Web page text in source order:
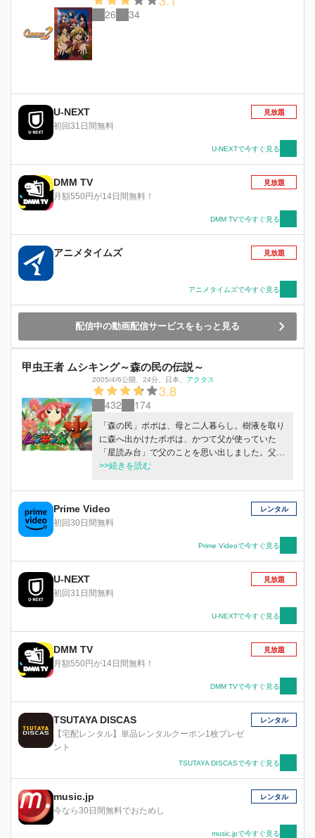
26 34
U-NEXT
初回31日間無料
見放題
U-NEXTで今すぐ見る
DMM TV
月額550円が14日間無料！
見放題
DMM TVで今すぐ見る
アニメタイムズ 見放題
アニメタイムズで今すぐ見る
配信中の動画配信サービスをもっと見る
甲虫王者 ムシキング～森の民の伝説～
2005/4/6公開 24分 日本 アクタス
3.8
432 174
「森の民」ポポは、母と二人暮らし。樹液を取り
に森へ出かけたポポは、かつて父が使っていた
「星読み台」で父のことを思い出しました。父は
ポポが幼い頃、理由も告げず旅立ってしまったの
見えました。そこは「遺跡」と呼ばれる禁断の場
所。ポポが近づくと「遺跡」が輝き始め、父から
渡された「守護者の証」も光を放ちます。怖くな
植物のような姿に変わり果て、ポポも父と同じく
「森の守護者」であることを告げると動かなくな
ってしまいました。ポポは母を治せるのは父だけ
と思い、家を出発。しかし突然、謎の巨大甲虫に
襲われます。が、一匹の謎のカブトムシがコーカ
サスを撃退し、飛び去って行きました。そのカブ
トムシと入れ替わるように、喋る小さなカブトム
>>続きを読む
Prime Video
初回30日間無料
レンタル
Prime Videoで今すぐ見る
U-NEXT
初回31日間無料
見放題
U-NEXTで今すぐ見る
DMM TV
月額550円が14日間無料！
見放題
DMM TVで今すぐ見る
TSUTAYA DISCAS
【宅配レンタル】単品レンタルクーポン1枚プレゼ
ント
レンタル
TSUTAYA DISCASで今すぐ見る
music.jp
今なら30日間無料でおためし
レンタル
music.jpで今すぐ見る